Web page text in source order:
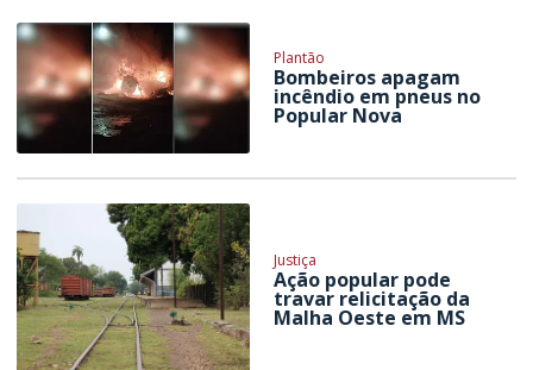
Plantão
Bombeiros apagam
incêndio em pneus no
Popular Nova
Justiça
Ação popular pode
travar relicitação da
Malha Oeste em MS